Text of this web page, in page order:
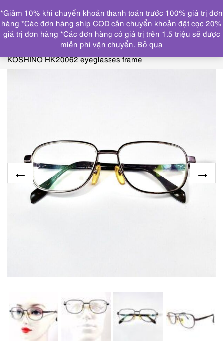
DANH MỤC
Trang chủ KÍNH MẮT
GỌNG KÍNH CŨ/ĐÃ SỬ
5864-Gọng kính nữ/nam-Đã sử dụng-HIROKO
KOSHINO HK20062 eyeglasses frame
*Giảm 10% khi chuyển khoản thanh toán trước 100% giá trị đơn
hàng *Các đơn hàng ship COD cần chuyển khoản đặt cọc 20%
giá trị đơn hàng *Các đơn hàng có giá trị trên 1.5 triệu sẽ được
miễn phí vận chuyển. Bỏ qua